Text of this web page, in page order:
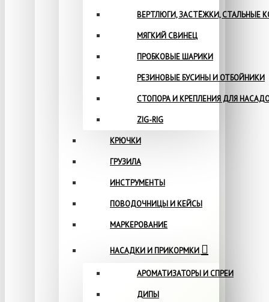
ВЕРТЛЮГИ, ЗАСТЁЖКИ, СТАЛЬНЫЕ
МЯГКИЙ СВИНЕЦ
ПРОБКОВЫЕ ШАРИКИ
РЕЗИНОВЫЕ БУСИНЫ И ОТБОЙНИКИ
СТОПОРА И КРЕПЛЕНИЯ ДЛЯ
ZIG-RIG
КРЮЧКИ
ГРУЗИЛА
ИНСТРУМЕНТЫ
ПОВОДОЧНИЦЫ И КЕЙСЫ
МАРКЕРОВАНИЕ
НАСАДКИ И ПРИКОРМКИ
АРОМАТИЗАТОРЫ И СПРЕИ
ДИПЫ